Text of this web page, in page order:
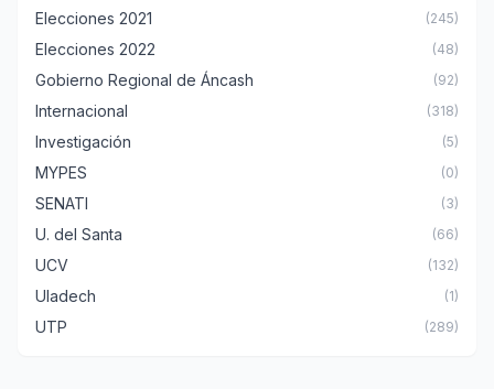
Elecciones 2021 (245)
Elecciones 2022 (48)
Gobierno Regional de Áncash (92)
Internacional (318)
Investigación (5)
MYPES (0)
SENATI (3)
U. del Santa (66)
UCV (132)
Uladech (1)
UTP (289)